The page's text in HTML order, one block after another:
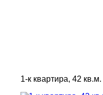
1-к квартира, 42 кв.м.